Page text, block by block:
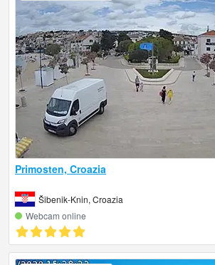
Primosten, Croazia
Šibenik-Knin, Croazia
Webcam online